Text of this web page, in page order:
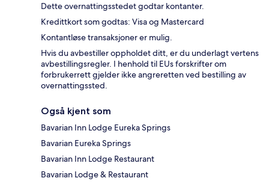
Dette overnattingsstedet godtar kontanter.
Kredittkort som godtas: Visa og Mastercard
Kontantløse transaksjoner er mulig.
Hvis du avbestiller oppholdet ditt, er du underlagt vertens
avbestillingsregler. I henhold til EUs forskrifter om
forbrukerrett gjelder ikke angreretten ved bestilling av
overnattingssted.
Også kjent som
Bavarian Inn Lodge Eureka Springs
Bavarian Eureka Springs
Bavarian Inn Lodge Restaurant
Bavarian Lodge & Restaurant